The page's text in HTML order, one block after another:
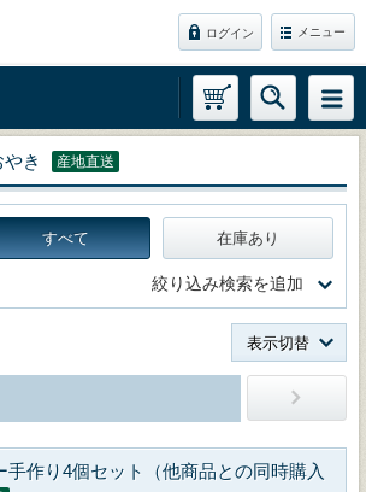
ログイン メニュー
き 産地直送
すべて 在庫あり
絞り込み検索を追加
表示切替
手作り4個セット（他商品との同時購入